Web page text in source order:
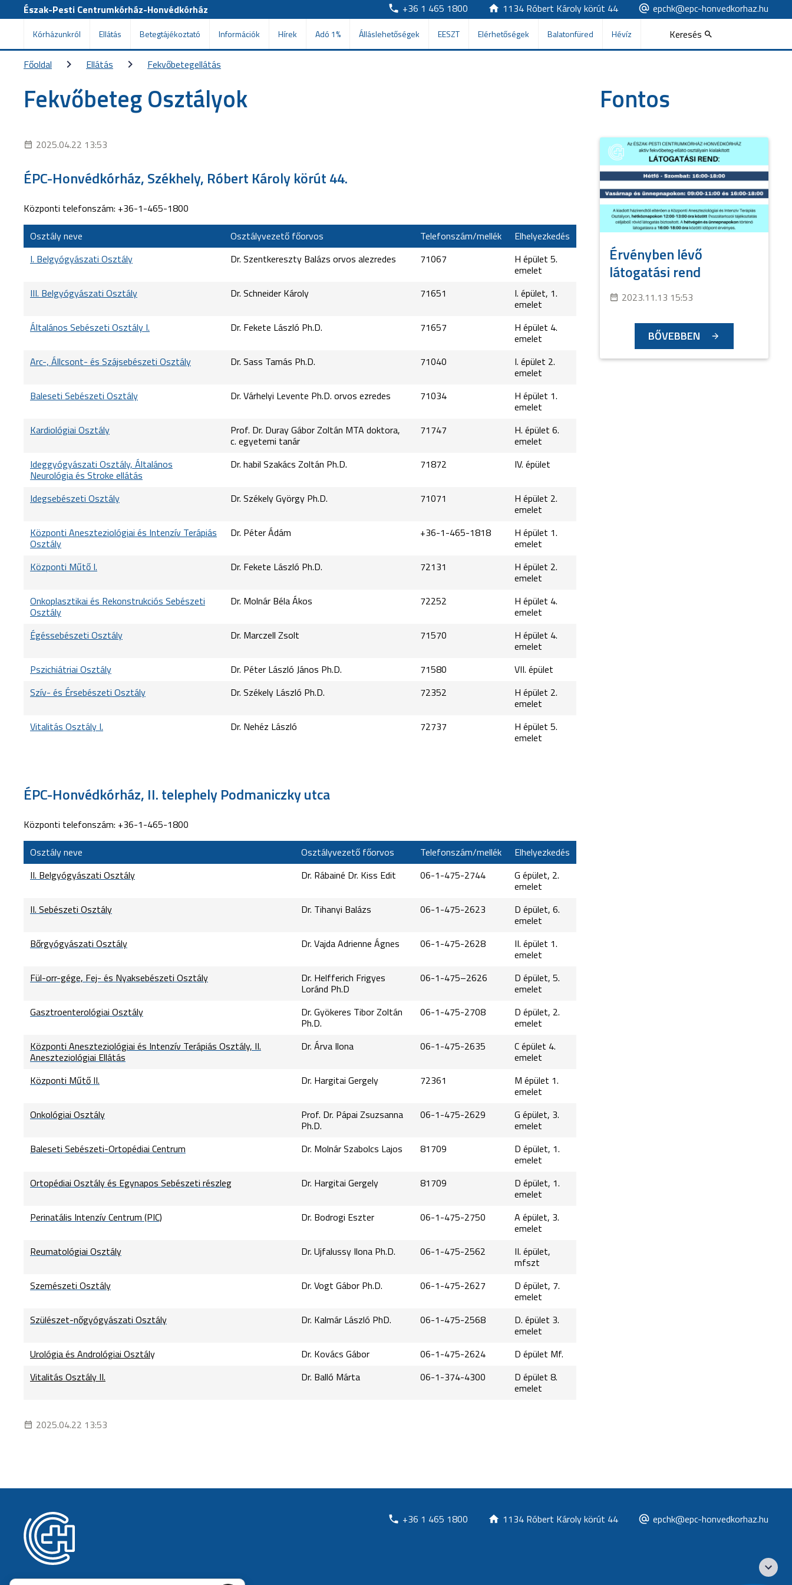
Észak-Pesti Centrumkórház-Honvédkórház +36 1 465 1800 1134 Róbert Károly körút 44 epchk@epc-honvedkorhaz.hu
Kórházunkról Ellátás Betegtájékoztató Információk Hírek Adó 1% Álláslehetőségek EESZT Elérhetőségek Balatonfüred Hévíz Keresés
Főoldal Ellátás Fekvőbetegellátás
Fekvőbeteg Osztályok
2025.04.22 13:53
ÉPC-Honvédkórház, Székhely, Róbert Károly körút 44.
Központi telefonszám: +36-1-465-1800
Osztály neve
Osztályvezető főorvos Telefonszám/mellék
Elhelyezkedés
I. Belgyógyászati Osztály
Dr. Szentkereszty Balázs orvos alezredes 71067 H épület 5.
emelet
III. Belgyógyászati Osztály
Dr. Schneider Károly 71651 I. épület, 1.
emelet
Általános Sebészeti Osztály I.
Dr. Fekete László Ph.D. 71657 H épület 4.
emelet
Arc-, Állcsont- és Szájsebészeti Osztály
Dr. Sass Tamás Ph.D. 71040 I. épület 2.
emelet
Baleseti Sebészeti Osztály
Dr. Várhelyi Levente Ph.D. orvos ezredes 71034 H épület 1.
emelet
Kardiológiai Osztály
Prof. Dr. Duray Gábor Zoltán MTA doktora,
c. egyetemi tanár
71747 H. épület 6.
emelet
Ideggyógyászati Osztály, Általános
Neurológia és Stroke ellátás
Dr. habil Szakács Zoltán Ph.D. 71872 IV. épület
Idegsebészeti Osztály Dr. Székely György Ph.D. 71071 H épület 2.
emelet
Központi Aneszteziológiai és Intenzív Terápiás
Osztály
Dr. Péter Ádám +36-1-465-1818 H épület 1.
emelet
Központi Műtő I.
Dr. Fekete László Ph.D. 72131 H épület 2.
emelet
Onkoplasztikai és Rekonstrukciós Sebészeti
Osztály
Dr. Molnár Béla Ákos 72252 H épület 4.
emelet
Égéssebészeti Osztály
Dr. Marczell Zsolt 71570 H épület 4.
emelet
Pszichiátriai Osztály
Dr. Péter László János Ph.D. 71580
VII. épület
Szív- és Érsebészeti Osztály
Dr. Székely László Ph.D. 72352 H épület 2.
emelet
Vitalitás Osztály I.
Dr. Nehéz László 72737 H épület 5.
emelet
ÉPC-Honvédkórház, II. telephely Podmaniczky utca
Központi telefonszám: +36-1-465-1800
Osztály neve
Osztályvezető főorvos Telefonszám/mellék
Elhelyezkedés
II. Belgyógyászati Osztály
Dr. Rábainé Dr. Kiss Edit 06-1-475-2744 G épület, 2.
emelet
II. Sebészeti Osztály
Dr. Tihanyi Balázs 06-1-475-2623 D épület, 6.
emelet
Bőrgyógyászati Osztály
Dr. Vajda Adrienne Ágnes 06-1-475-2628 II. épület 1.
emelet
Fül-orr-gége, Fej- és Nyaksebészeti Osztály
Dr. Helfferich Frigyes
Loránd Ph.D
06-1-475–2626 D épület, 5.
emelet
Gasztroenterológiai Osztály
Dr. Gyökeres Tibor Zoltán
Ph.D.
06-1-475-2708 D épület, 2.
emelet
Központi Aneszteziológiai és Intenzív Terápiás Osztály, II.
Aneszteziológiai Ellátás
Dr. Árva Ilona 06-1-475-2635 C épület 4.
emelet
Központi Műtő II.
Dr. Hargitai Gergely 72361 M épület 1.
emelet
Onkológiai Osztály
Prof. Dr. Pápai Zsuzsanna
Ph.D.
06-1-475-2629 G épület, 3.
emelet
Baleseti Sebészeti-Ortopédiai Centrum
Dr. Molnár Szabolcs Lajos 81709 D épület, 1.
emelet
Ortopédiai Osztály és Egynapos Sebészeti részleg
Dr. Hargitai Gergely 81709 D épület, 1.
emelet
Perinatális Intenzív Centrum (PIC)
Dr. Bodrogi Eszter 06-1-475-2750 A épület, 3.
emelet
Reumatológiai Osztály
Dr. Ujfalussy Ilona Ph.D. 06-1-475-2562 II. épület,
mfszt
Szemészeti Osztály
Dr. Vogt Gábor Ph.D. 06-1-475-2627 D épület, 7.
emelet
Szülészet-nőgyógyászati Osztály
Dr. Kalmár László PhD. 06-1-475-2568 D. épület 3.
emelet
Urológia és Andrológiai Osztály Dr. Kovács Gábor 06-1-475-2624
D épület Mf.
Vitalitás Osztály II.
Dr. Balló Márta 06-1-374-4300 D épület 8.
emelet
2025.04.22 13:53
Fontos
Érvényben lévő
látogatási rend
2023.11.13 15:53
BŐVEBBEN
+36 1 465 1800 1134 Róbert Károly körút 44 epchk@epc-honvedkorhaz.hu